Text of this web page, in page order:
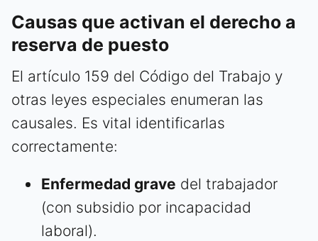
Causas que activan el derecho a
reserva de puesto
El artículo 159 del Código del Trabajo y
otras leyes especiales enumeran las
causales. Es vital identificarlas
correctamente:
Enfermedad grave del trabajador
(con subsidio por incapacidad
laboral).